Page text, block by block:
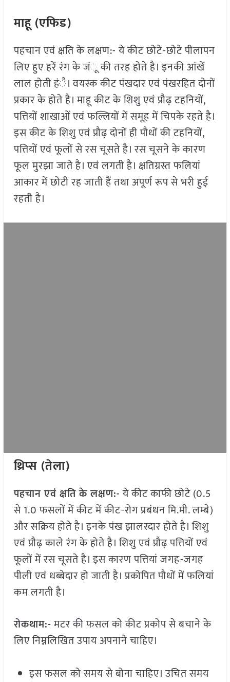
माहू (एफिड)
पहचान एवं क्षति के लक्षण:- ये कीट छोटे-छोटे पीलापन
लिए हुए हरें रंग के जंू की तरह होते है। इनकी आंखें
लाल होती हंै। वयस्क कीट पंखदार एवं पंखरहित दोनों
प्रकार के होते है। माहू कीट के शिशु एवं प्रौढ़ टहनियों,
पत्तियों शाखाओं एवं फल्लियों में समूह में चिपके रहते है।
इस कीट के शिशु एवं प्रौढ़ दोनों ही पौधों की टहनियों,
पत्तियों एवं फूलों से रस चूसते है। रस चूसने के कारण
फूल मुरझा जाते है। एवं लगती है। क्षतिग्रस्त फलियां
आकार में छोटी रह जाती हैं तथा अपूर्ण रूप से भरी हुई
रहती है।
थ्रिप्स (तेला)
पहचान एवं क्षति के लक्षण:-ये कीट काफी छोटे (0.5
से 1.0 फसलों में कीट में कीट-रोग प्रबंधन मि.मी. लम्बे)
और सक्रिय होते है। इनके पंख झालरदार होते है। शिशु
एवं प्रौढ़ काले रंग के होते है। शिशु एवं प्रौढ़ पत्तियों एवं
फूलों में रस चूसते है। इस कारण पत्तियां जगह-जगह
पीली एवं धब्बेदार हो जाती है। प्रकोपित पौधों में फलियां
कम लगती है।
रोकथाम:-मटर की फसल को कीट प्रकोप से बचाने के
लिए निम्नलिखित उपाय अपनाने चाहिए।
इस फसल को समय से बोना चाहिए। उचित समय